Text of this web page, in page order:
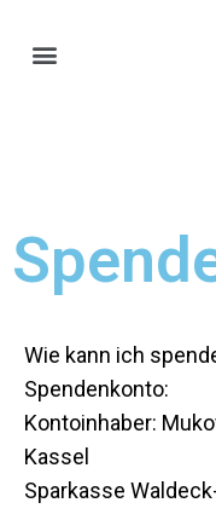
Wie kann ich
Spendenkonto:
Kontoinhaber:
Kassel
Sparkasse